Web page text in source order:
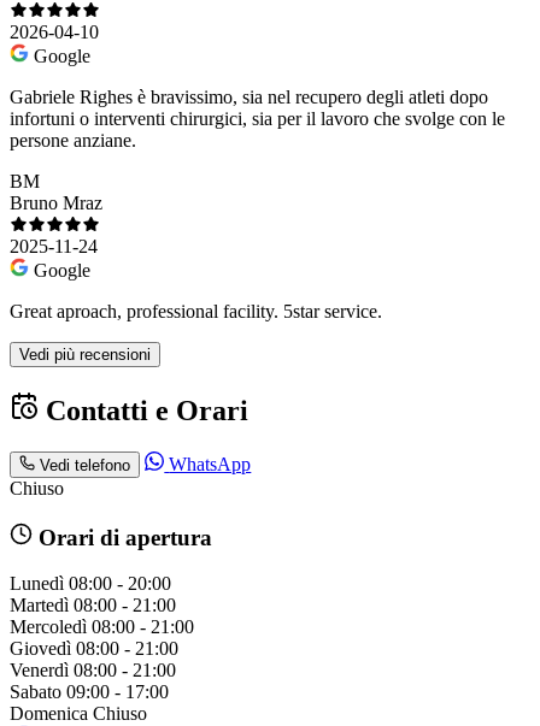
2026-04-10
Google
Gabriele Righes è bravissimo, sia nel recupero degli atleti dopo
infortuni o interventi chirurgici, sia per il lavoro che svolge con le
persone anziane.
BM
Bruno Mraz
2025-11-24
Google
Great aproach, professional facility. 5star service.
Vedi più recensioni
Contatti e Orari
Vedi telefono
WhatsApp
Chiuso
Orari di apertura
Lunedì 08:00 - 20:00
Martedì 08:00 - 21:00
Mercoledì 08:00 - 21:00
Giovedì 08:00 - 21:00
Venerdì 08:00 - 21:00
Sabato 09:00 - 17:00
Domenica Chiuso